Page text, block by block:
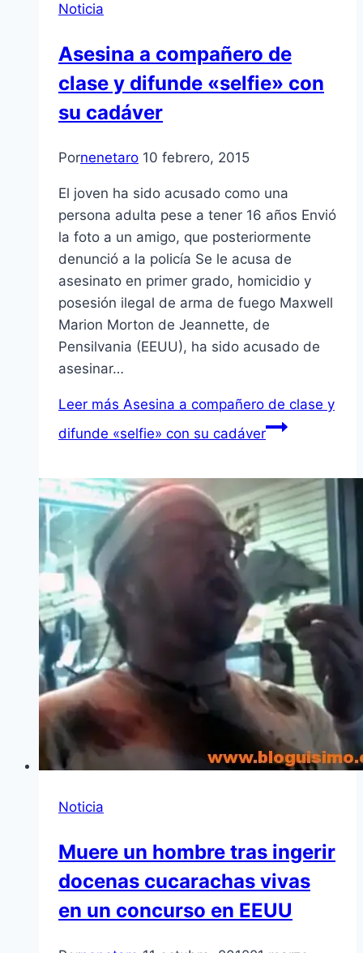
Noticia
Asesina a compañero de
clase y difunde «selfie» con
su cadáver
Pornenetaro 10 febrero, 2015
El joven ha sido acusado como una
persona adulta pese a tener 16 años Envió
la foto a un amigo, que posteriormente
denunció a la policía Se le acusa de
asesinato en primer grado, homicidio y
posesión ilegal de arma de fuego Maxwell
Marion Morton de Jeannette, de
Pensilvania (EEUU), ha sido acusado de
asesinar…
Leer más Asesina a compañero de clase y
difunde «selfie» con su cadáver
Noticia
Muere un hombre tras ingerir
docenas cucarachas vivas
en un concurso en EEUU